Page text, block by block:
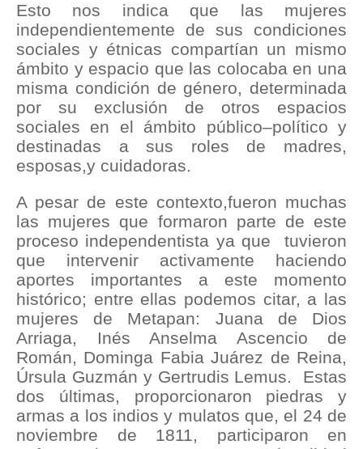
Esto nos indica que las mujeres
independientemente de sus condiciones
sociales y étnicas compartían un mismo
ámbito y espacio que las colocaba en una
misma condición de género, determinada
por su exclusión de otros espacios
sociales en el ámbito público–político y
destinadas a sus roles de madres,
esposas,y cuidadoras.
A pesar de este contexto,fueron muchas
las mujeres que formaron parte de este
proceso independentista ya que tuvieron
que intervenir activamente haciendo
aportes importantes a este momento
histórico; entre ellas podemos citar, a las
mujeres de Metapan: Juana de Dios
Arriaga, Inés Anselma Ascencio de
Román, Dominga Fabia Juárez de Reina,
Úrsula Guzmán y Gertrudis Lemus. Estas
dos últimas, proporcionaron piedras y
armas a los indios y mulatos que, el 24 de
noviembre de 1811, participaron en